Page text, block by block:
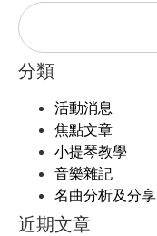
分類
活動消息
焦點文章
小提琴教學
音樂雜記
名曲分析及分享
近期文章